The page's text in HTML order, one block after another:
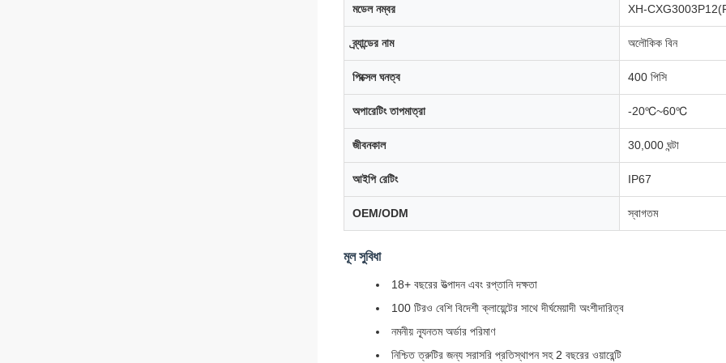
মডেল নম্বর XH-
ব্র্যান্ডের নাম অলৌকিক বিন
পিক্সেল ঘনত্ব 400 পিসি
অপারেটিং তাপমাত্রা -20℃~60℃
জীবনকাল 30,000 ঘন্টা
আইপি রেটিং IP67
OEM/ODM স্বাগতম
মূল সুবিধা
18+ বছরের উত্পাদন এবং রপ্তানি দক্ষতা
100 টিরও বেশি বিদেশী ক্লায়েন্টের সাথে দীর্ঘমেয়াদী অংশীদারিত্ব
নমনীয় ন্যূনতম অর্ডার পরিমাণ
নিশ্চিত ত্রুটির জন্য সরাসরি প্রতিস্থাপন সহ 2 বছরের ওয়ারেন্টি